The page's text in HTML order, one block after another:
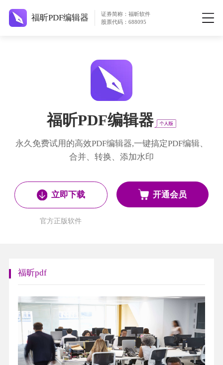
福昕PDF编辑器
证券简称：福昕软件
股票代码：688095
福昕PDF编辑器
永久免费试用的高效PDF编辑器,一键搞定PDF编辑、
合并、转换、添加水印
立即下载
官方正版软件
开通会员
福昕pdf